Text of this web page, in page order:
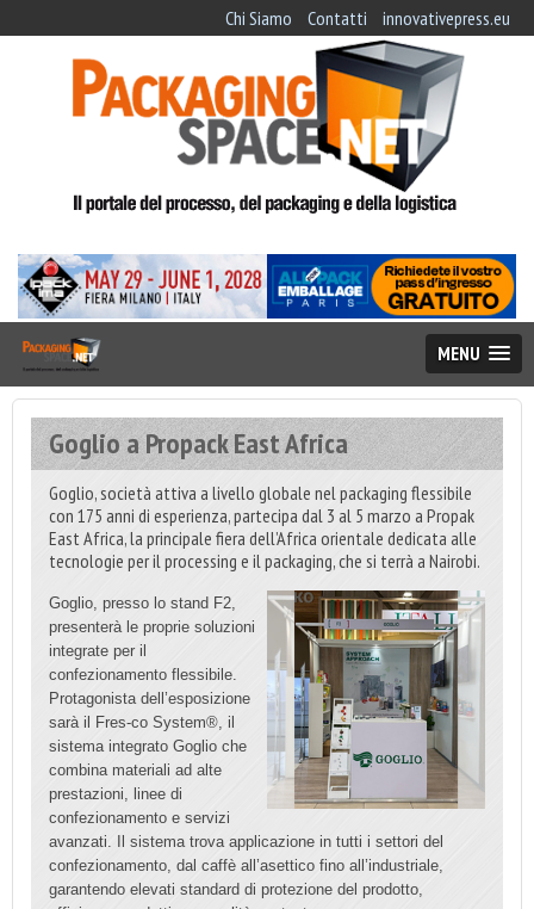
Chi Siamo Contatti innovativepress.eu
MENU
Goglio a Propack East Africa
Goglio, società attiva a livello globale nel packaging flessibile
con 175 anni di esperienza, partecipa dal 3 al 5 marzo a Propak
East Africa, la principale fiera dell’Africa orientale dedicata alle
tecnologie per il processing e il packaging, che si terrà a Nairobi.
Goglio, presso lo stand F2,
presenterà le proprie soluzioni
integrate per il
confezionamento flessibile.
Protagonista dell’esposizione
sarà il Fres-co System®, il
sistema integrato Goglio che
combina materiali ad alte
prestazioni, linee di
confezionamento e servizi
avanzati. Il sistema trova applicazione in tutti i settori del
confezionamento, dal caffè all’asettico fino all’industriale,
garantendo elevati standard di protezione del prodotto,